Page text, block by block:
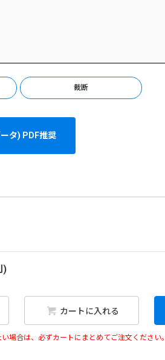
裁断
タ) PDF推奨
)
カートに入れる
場合は、必ずカートにまとめてご注文ください。